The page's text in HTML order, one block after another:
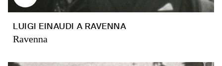
LUIGI EINAUDI A RAVENNA
Ravenna